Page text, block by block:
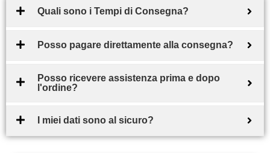
Quali sono i Tempi di Consegna?
Posso pagare direttamente alla consegna?
Posso ricevere assistenza prima e dopo
l'ordine?
I miei dati sono al sicuro?